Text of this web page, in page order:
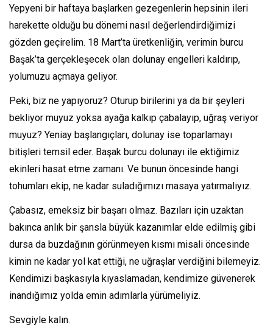
Yepyeni bir haftaya başlarken gezegenlerin hepsinin ileri
harekette olduğu bu dönemi nasıl değerlendirdiğimizi
gözden geçirelim. 18 Mart’ta üretkenliğin, verimin burcu
Başak’ta gerçekleşecek olan dolunay engelleri kaldırıp,
yolumuzu açmaya geliyor.
Peki, biz ne yapıyoruz? Oturup birilerini ya da bir şeyleri
bekliyor muyuz yoksa ayağa kalkıp çabalayıp, uğraş veriyor
muyuz? Yeniay başlangıçları, dolunay ise toparlamayı
bitişleri temsil eder. Başak burcu dolunayı ile ektiğimiz
ekinleri hasat etme zamanı. Ve bunun öncesinde hangi
tohumları ekip, ne kadar suladığımızı masaya yatırmalıyız.
Çabasız, emeksiz bir başarı olmaz. Bazıları için uzaktan
bakınca anlık bir şansla büyük kazanımlar elde edilmiş gibi
dursa da buzdağının görünmeyen kısmı misali öncesinde
kimin ne kadar yol kat ettiği, ne uğraşlar verdiğini bilemeyiz.
Kendimizi başkasıyla kıyaslamadan, kendimize güvenerek
inandığımız yolda emin adımlarla yürümeliyiz.
Sevgiyle kalın.